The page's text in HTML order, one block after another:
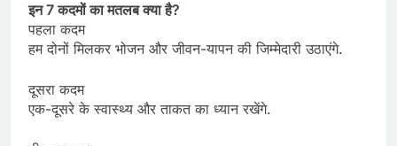
इन 7 कदमों का मतलब क्या है?
पहला कदम
हम दोनों मिलकर भोजन और जीवन-यापन की जिम्मेदारी उठाएंगे.
दूसरा कदम
एक-दूसरे के स्वास्थ्य और ताकत का ध्यान रखेंगे.